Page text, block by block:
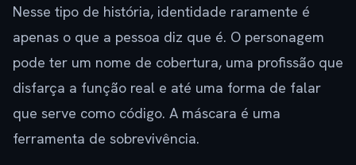
Nesse tipo de história, identidade raramente é
apenas o que a pessoa diz que é. O personagem
pode ter um nome de cobertura, uma profissão que
disfarça a função real e até uma forma de falar
que serve como código. A máscara é uma
ferramenta de sobrevivência.